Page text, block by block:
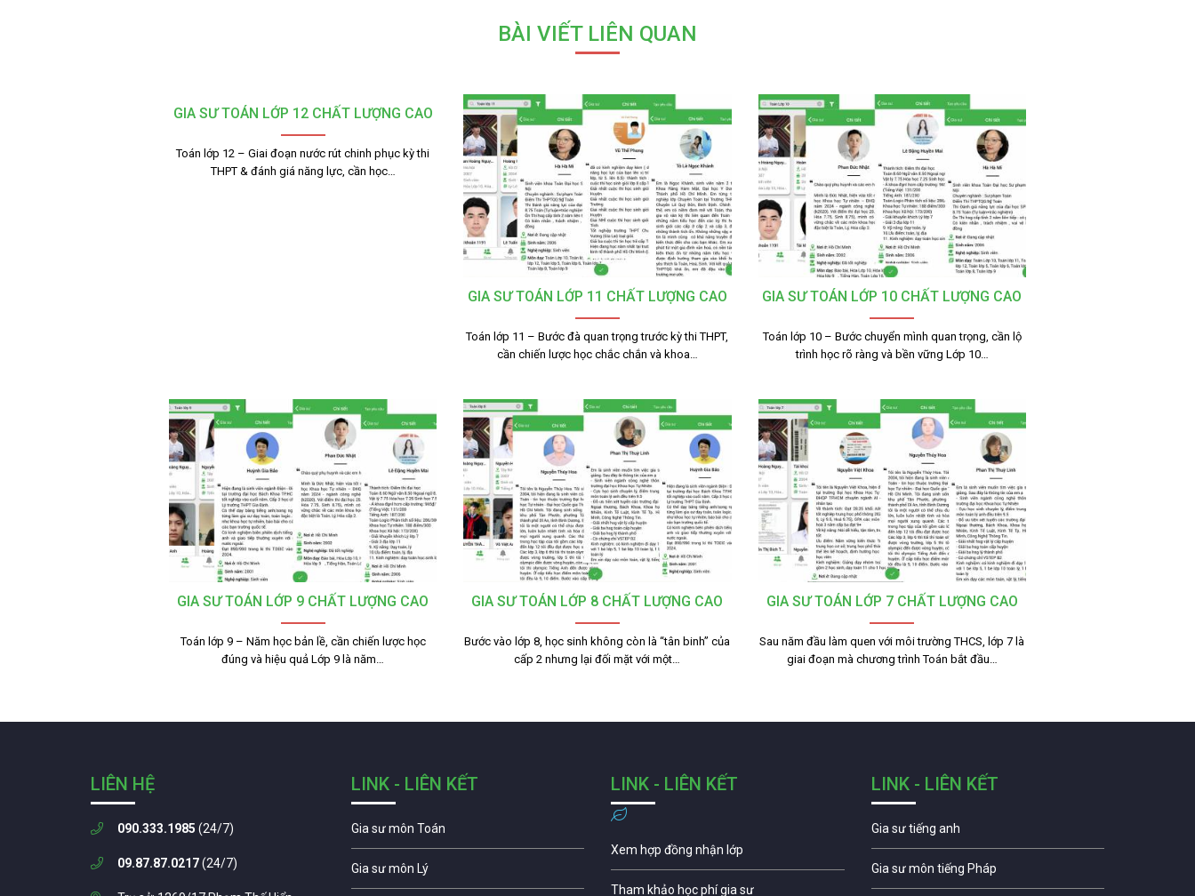
BÀI VIẾT LIÊN QUAN
GIA SƯ TOÁN LỚP 12 CHẤT LƯỢNG CAO
Toán lớp 12 – Giai đoạn nước rút chinh phục kỳ thi
THPT & đánh giá năng lực, cần học…
GIA SƯ TOÁN LỚP 11 CHẤT LƯỢNG CAO
Toán lớp 11 – Bước đà quan trọng trước kỳ thi THPT,
cần chiến lược học chắc chắn và khoa…
GIA SƯ TOÁN LỚP 10 CHẤT LƯỢNG CAO
Toán lớp 10 – Bước chuyển mình quan trọng, cần lộ
trình học rõ ràng và bền vững Lớp 10…
GIA SƯ TOÁN LỚP 9 CHẤT LƯỢNG CAO
Toán lớp 9 – Năm học bản lề, cần chiến lược học
đúng và hiệu quả Lớp 9 là năm…
GIA SƯ TOÁN LỚP 8 CHẤT LƯỢNG CAO
Bước vào lớp 8, học sinh không còn là “tân binh” của
cấp 2 nhưng lại đối mặt với một…
GIA SƯ TOÁN LỚP 7 CHẤT LƯỢNG CAO
Sau năm đầu làm quen với môi trường THCS, lớp 7 là
giai đoạn mà chương trình Toán bắt đầu…
LIÊN HỆ
090.333.1985 (24/7)
09.87.87.0217(24/7)
LINK - LIÊN KẾT
Gia sư môn Toán
Gia sư môn Lý
LINK - LIÊN KẾT
Xem hợp đồng nhận lớp
Tham khảo học phí gia sư
LINK - LIÊN KẾT
Gia sư tiếng anh
Gia sư môn tiếng Pháp